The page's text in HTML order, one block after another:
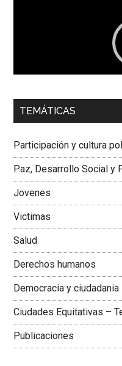
00:00
Dra. Carolina Corcho
Colombiana
TEMÁTICAS
Participación y cultura
Paz, Desarrollo Social y
Jovenes
Victimas
Salud
Derechos humanos
Democracia y ciudadania
Ciudades Equitativas –
Publicaciones